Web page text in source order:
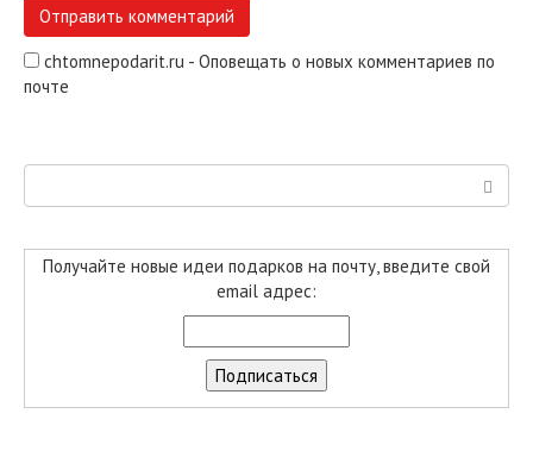
chtomnepodarit.ru - Оповещать о новых комментариев по
почте
Получайте новые идеи подарков на почту, введите свой
email адрес: